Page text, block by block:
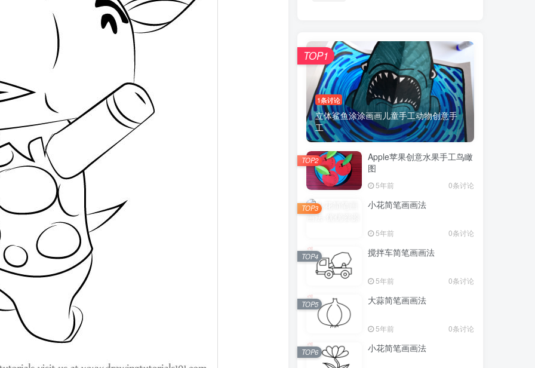
1条讨论
立体鲨鱼涂涂画画儿童手工动物创意手
工
TOP1
Apple苹果创意水果手工鸟瞰
图
5年前 0条讨论
TOP2
小花简笔画画法
5年前 0条讨论
TOP3
搅拌车简笔画画法
5年前 0条讨论
TOP4
大蒜简笔画画法
5年前 0条讨论
TOP5
小花简笔画画法
TOP6